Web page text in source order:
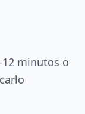
12 minutos o